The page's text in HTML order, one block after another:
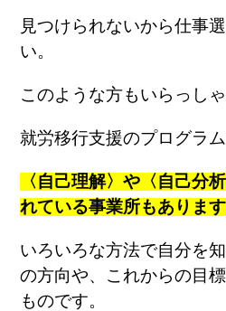
見つけられないから仕事
い。
このような方もいらっし
就労移行支援のプログラム
〈自己理解〉や〈自己分
れている事業所もあります
いろいろな方法で自分を
の方向や、これからの目
ものです。